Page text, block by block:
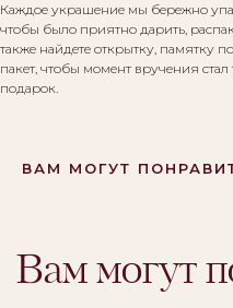
Каждое украшение мы бережно
чтобы было приятно дарить,
также найдете открытку, памятку
пакет, чтобы момент вручения
подарок.
ВАМ МОГУТ